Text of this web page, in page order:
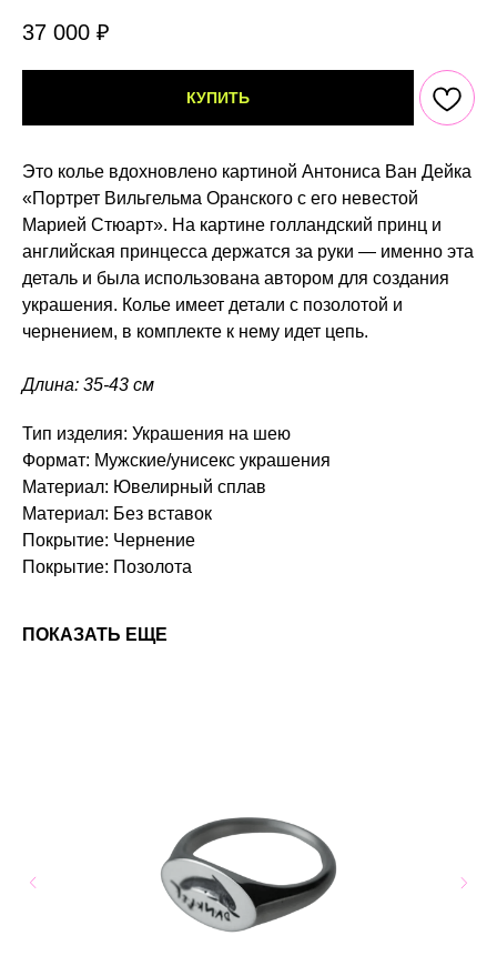
37 000 ₽
КУПИТЬ
Это колье вдохновлено картиной Антониса Ван Дейка
«Портрет Вильгельма Оранского с его невестой
Марией Стюарт». На картине голландский принц и
английская принцесса держатся за руки — именно эта
деталь и была использована автором для создания
украшения. Колье имеет детали с позолотой и
чернением, в комплекте к нему идет цепь.
Длина: 35-43 см
Тип изделия: Украшения на шею
Формат: Мужские/унисекс украшения
Материал: Ювелирный сплав
Материал: Без вставок
Покрытие: Чернение
Покрытие: Позолота
ПОКАЗАТЬ ЕЩЕ